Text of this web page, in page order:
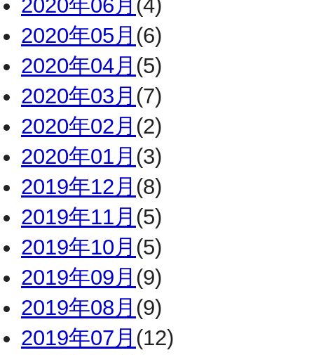
2020年06月 (4)
2020年05月 (6)
2020年04月 (5)
2020年03月 (7)
2020年02月 (2)
2020年01月 (3)
2019年12月 (8)
2019年11月 (5)
2019年10月 (5)
2019年09月 (9)
2019年08月 (9)
2019年07月 (12)